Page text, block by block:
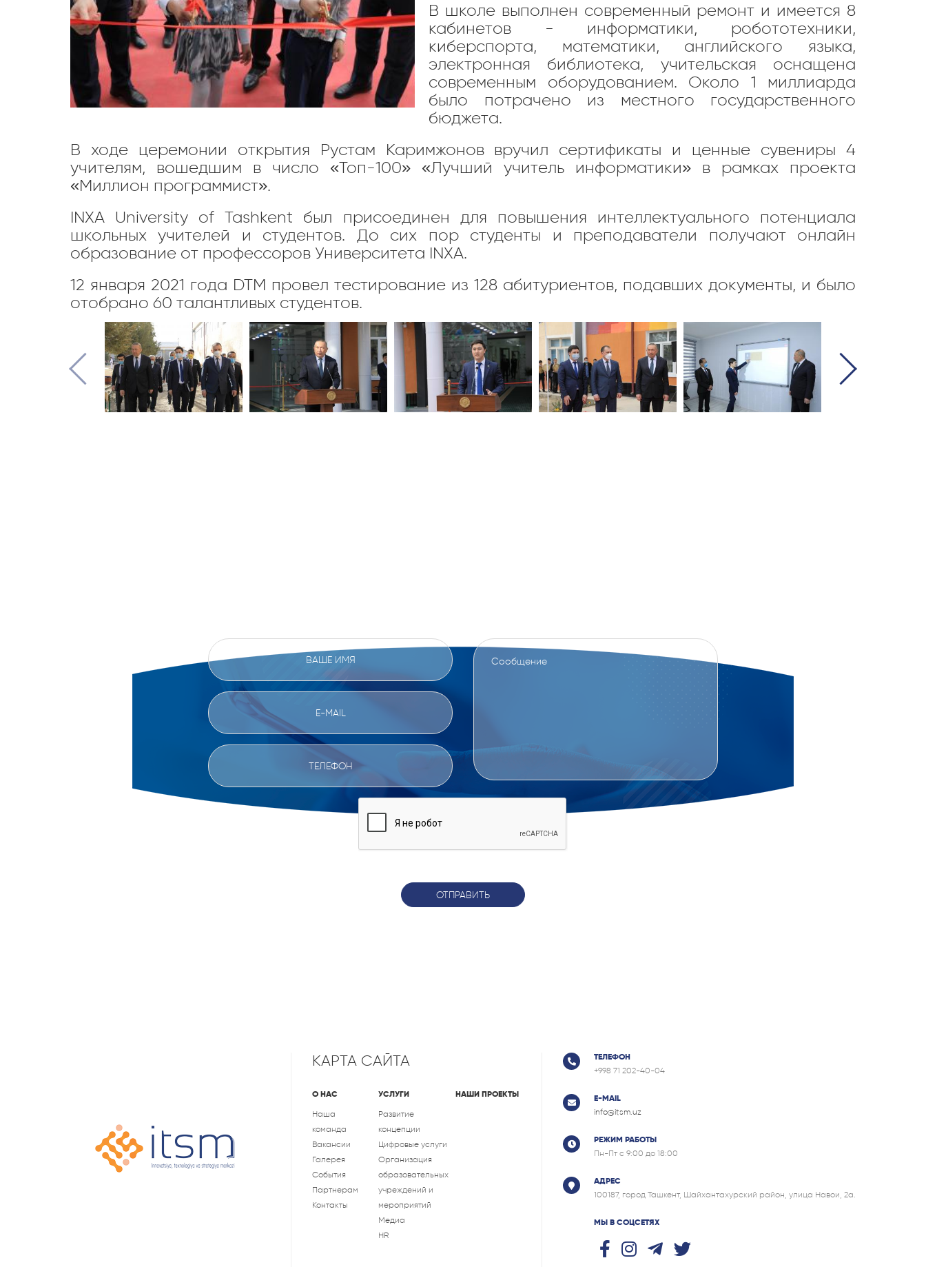
В школе выполнен современный ремонт и имеется 8
кабинетов - информатики, робототехники,
киберспорта, математики, английского языка,
электронная библиотека, учительская оснащена
современным оборудованием. Около 1 миллиарда
было потрачено из местного государственного
бюджета.
В ходе церемонии открытия Рустам Каримжонов вручил сертификаты и ценные сувениры 4
учителям, вошедшим в число «Топ-100» «Лучший учитель информатики» в рамках проекта
«Миллион программист».
INXA University of Tashkent был присоединен для повышения интеллектуального потенциала
школьных учителей и студентов. До сих пор студенты и преподаватели получают онлайн
образование от профессоров Университета INXA.
12 января 2021 года DTM провел тестирование из 128 абитуриентов, подавших документы, и было
отобрано 60 талантливых студентов.
ОТПРАВИТЬ
КАРТА САЙТА
О НАС
Наша
команда
Вакансии
Галерея
События
Партнерам
Контакты
УСЛУГИ
Развитие
концепции
Цифровые услуги
Организация
образовательных
учреждений и
мероприятий
Медиа
HR
НАШИ ПРОЕКТЫ
ТЕЛЕФОН
+998 71 202-40-04
E-MAIL
info@itsm.uz
РЕЖИМ РАБОТЫ
Пн-Пт с 9:00 до 18:00
АДРЕС
100187, город Ташкент, Шайхантахурский район, улица Навои, 2а.
МЫ В СОЦСЕТЯХ